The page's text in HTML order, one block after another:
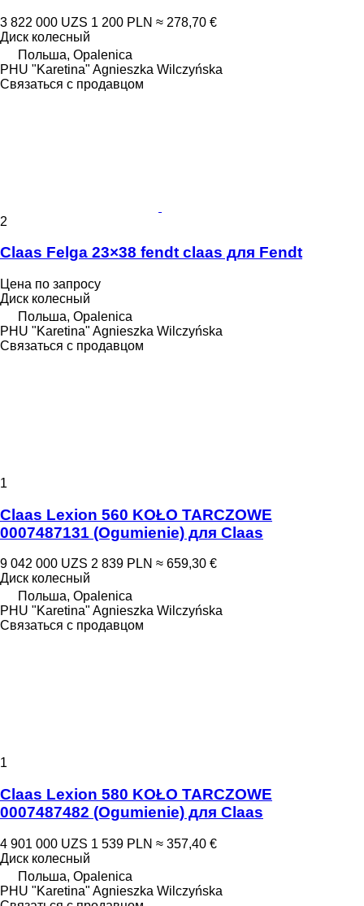
3 822 000 UZS 1 200 PLN ≈ 278,70 €
Диск колесный
Польша, Opalenica
PHU "Karetina" Agnieszka Wilczyńska
Связаться с продавцом
2
Claas Felga 23×38 fendt claas для Fendt
Цена по запросу
Диск колесный
Польша, Opalenica
PHU "Karetina" Agnieszka Wilczyńska
Связаться с продавцом
1
Claas Lexion 560 KOŁO TARCZOWE
0007487131 (Ogumienie) для Claas
9 042 000 UZS 2 839 PLN ≈ 659,30 €
Диск колесный
Польша, Opalenica
PHU "Karetina" Agnieszka Wilczyńska
Связаться с продавцом
1
Claas Lexion 580 KOŁO TARCZOWE
0007487482 (Ogumienie) для Claas
4 901 000 UZS 1 539 PLN ≈ 357,40 €
Диск колесный
Польша, Opalenica
PHU "Karetina" Agnieszka Wilczyńska